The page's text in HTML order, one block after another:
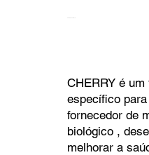
CHERRY é
específico
fornecedor de
biológico ,
melhorar a